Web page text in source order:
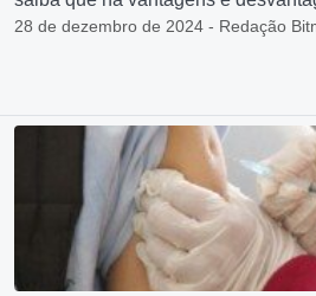
28 de dezembro de 2024 - Redação